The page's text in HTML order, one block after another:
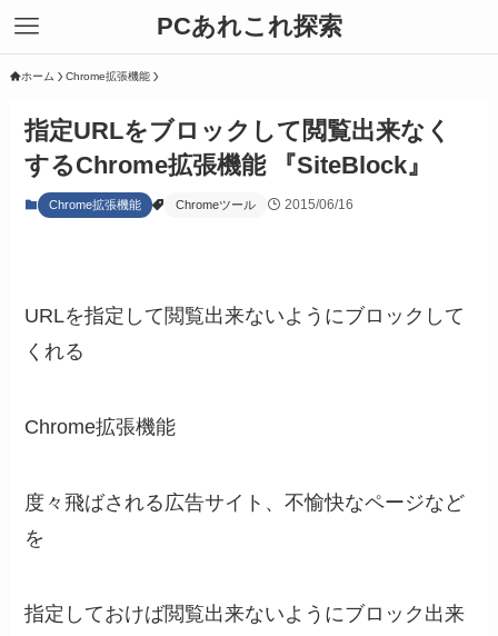
PCあれこれ探索
ホーム Chrome拡張機能
指定URLをブロックして閲覧出来なく
するChrome拡張機能 『SiteBlock』
Chrome拡張機能 Chromeツール 2015/06/16
URLを指定して閲覧出来ないようにブロックして
くれる
Chrome拡張機能
度々飛ばされる広告サイト、不愉快なページなど
を
指定しておけば閲覧出来ないようにブロック出来